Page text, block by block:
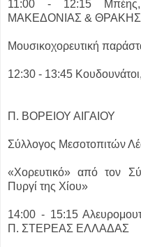
11:00 - 12:15
ΜΑΚΕΔΟΝΙΑΣ & ΘΡΑΚΗΣ
Μουσικοχορευτική
12:30 - 13:45
Π. ΒΟΡΕΙΟΥ ΑΙΓΑΙΟΥ
Σύλλογος Μεσοτοπιτών
«Χορευτικό» από τον
Πυργί της Χίου»
14:00 - 15:15
Π. ΣΤΕΡΕΑΣ ΕΛΛΑΔΑΣ